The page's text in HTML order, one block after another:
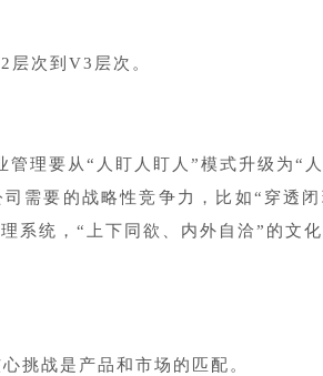
层次到V3层次。
管理要从“人盯人盯人”模式升级为“
需要的战略性竞争力，比如“穿透
系统，“上下同欲、内外自洽”的文化
挑战是产品和市场的匹配。